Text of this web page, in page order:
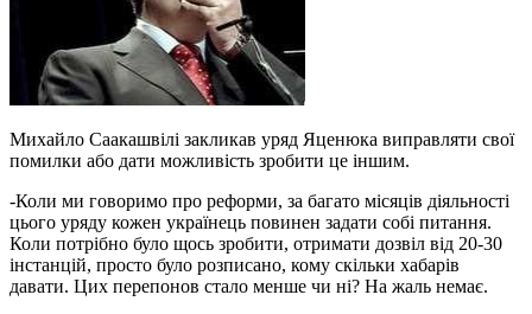
Михайло Саакашвілі закликав уряд Яценюка виправляти свої
помилки або дати можливість зробити це іншим.
-Коли ми говоримо про реформи, за багато місяців діяльності
цього уряду кожен українець повинен задати собі питання.
Коли потрібно було щось зробити, отримати дозвіл від 20-30
інстанцій, просто було розписано, кому скільки хабарів
давати. Цих перепонов стало менше чи ні? На жаль немає.